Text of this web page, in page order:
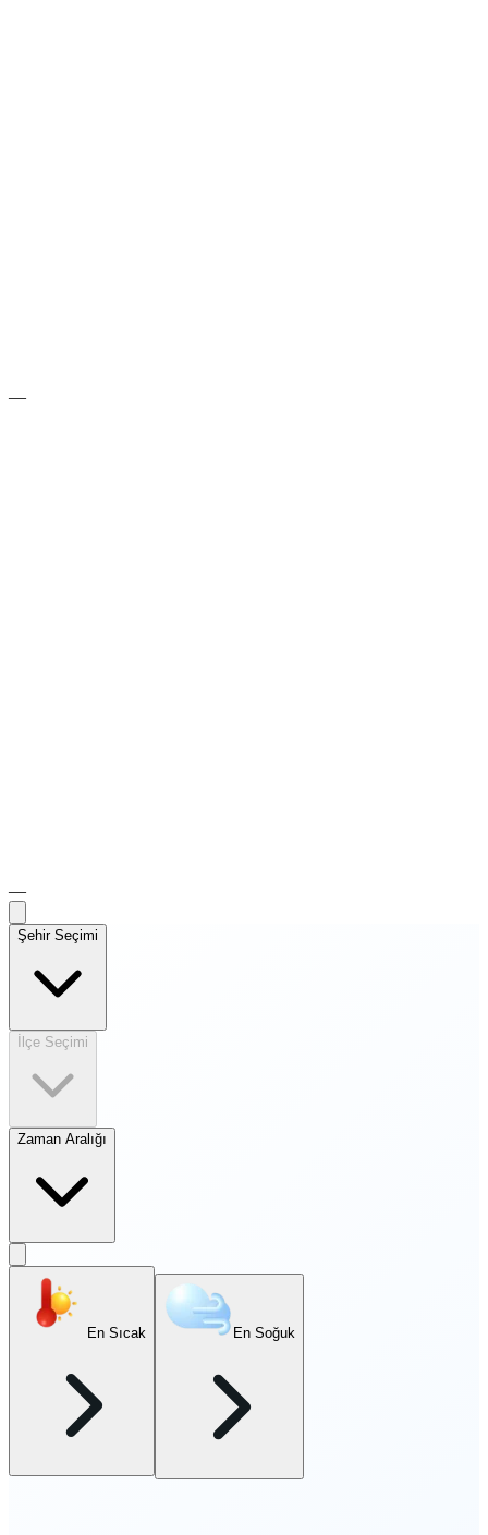
—
—
Şehir Seçimi
İlçe Seçimi
Zaman Aralığı
En Sıcak En Soğuk